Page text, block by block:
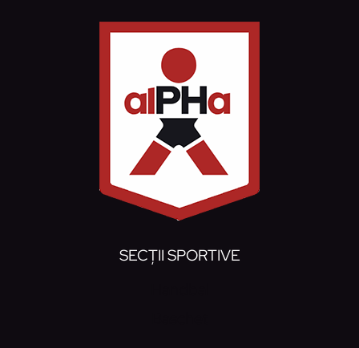
SECȚII SPORTIVE